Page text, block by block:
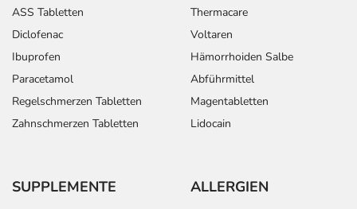
ASS Tabletten
Diclofenac
Ibuprofen
Paracetamol
Regelschmerzen Tabletten
Zahnschmerzen Tabletten
Thermacare
Voltaren
Hämorrhoiden Salbe
Abführmittel
Magentabletten
Lidocain
SUPPLEMENTE ALLERGIEN